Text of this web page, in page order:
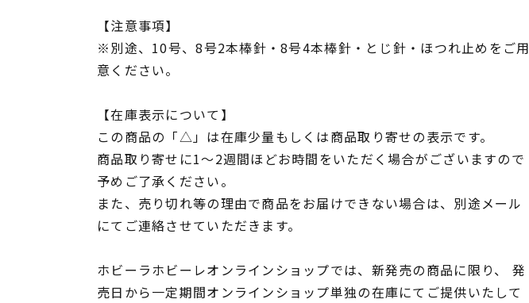
【注意事項】
※別途、10号、8号2本棒針・8号4本棒針・とじ針・ほつれ止めをご用
意ください。
【在庫表示について】
この商品の「△」は在庫少量もしくは商品取り寄せの表示です。
商品取り寄せに1～2週間ほどお時間をいただく場合がございますので
予めご了承ください。
また、売り切れ等の理由で商品をお届けできない場合は、別途メール
にてご連絡させていただきます。
ホビーラホビーレオンラインショップでは、新発売の商品に限り、 発
売日から一定期間オンラインショップ単独の在庫にてご提供いたして